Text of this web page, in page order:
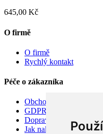
645,00 Kč
O firmě
O firmě
Rychlý kontakt
Péče o zákazníka
Obchodní podmínky
GDPR
Doprava
Jak nakupovat